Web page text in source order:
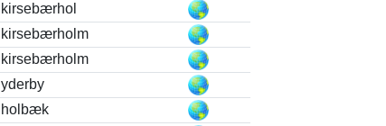
kirsebærhol
kirsebærholm
kirsebærholm
yderby
holbæk